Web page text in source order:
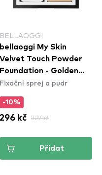
BELLAOGGI
bellaoggi My Skin
Velvet Touch Powder
Foundation - Golden
Beige
Fixační sprej a pudr
-10%
296 kč 329 kč
Přidat